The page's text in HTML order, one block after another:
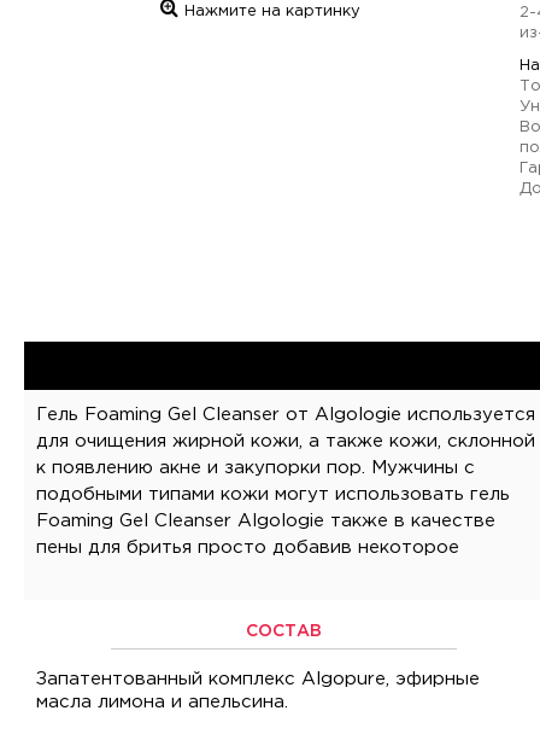
Нажмите на картинку
2-
Гель Foaming Gel Cleanser от Algologie используется
для очищения жирной кожи, а также кожи, склонной
к появлению акне и закупорки пор. Мужчины с
подобными типами кожи могут использовать гель
Foaming Gel Cleanser Algologie также в качестве
пены для бритья просто добавив некоторое
количество воды в гель, который при этом
СОСТАВ
Запатентованный комплекс Algopure, эфирные
масла лимона и апельсина.